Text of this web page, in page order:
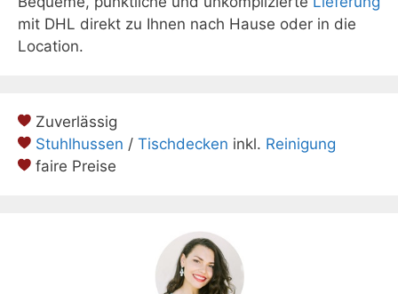
mit DHL direkt zu Ihnen nach Hause oder in die
Location.
Zuverlässig
Stuhlhussen / Tischdecken inkl. Reinigung
faire Preise